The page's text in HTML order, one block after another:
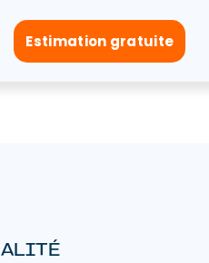
Estimation gratuite